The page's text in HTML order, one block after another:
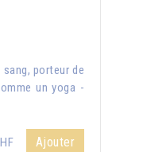
porteur de
un yoga -
Ajouter